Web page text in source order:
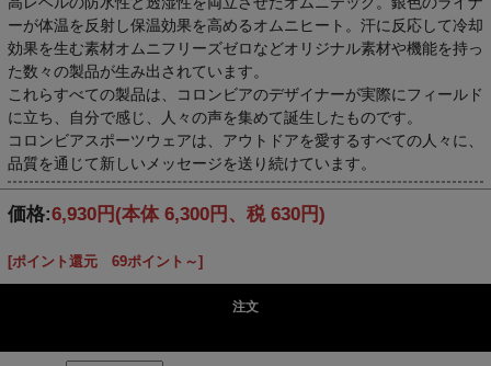
ーが体温を反射し保温効果を高めるオムニヒート。汗に反応して冷却
効果を生む素材オムニフリーズゼロなどオリジナル素材や機能を持っ
た数々の製品が生み出されています。
これらすべての製品は、コロンビアのデザイナーが実際にフィールド
に立ち、自分で感じ、人々の声を集めて誕生したものです。
コロンビアスポーツウェアは、アウトドアを愛するすべての人々に、
品質を通じて新しいメッセージを送り続けています。
価格:6,930円 (本体 6,300円、税 630円)
[ポイント還元 69ポイント～]
注文